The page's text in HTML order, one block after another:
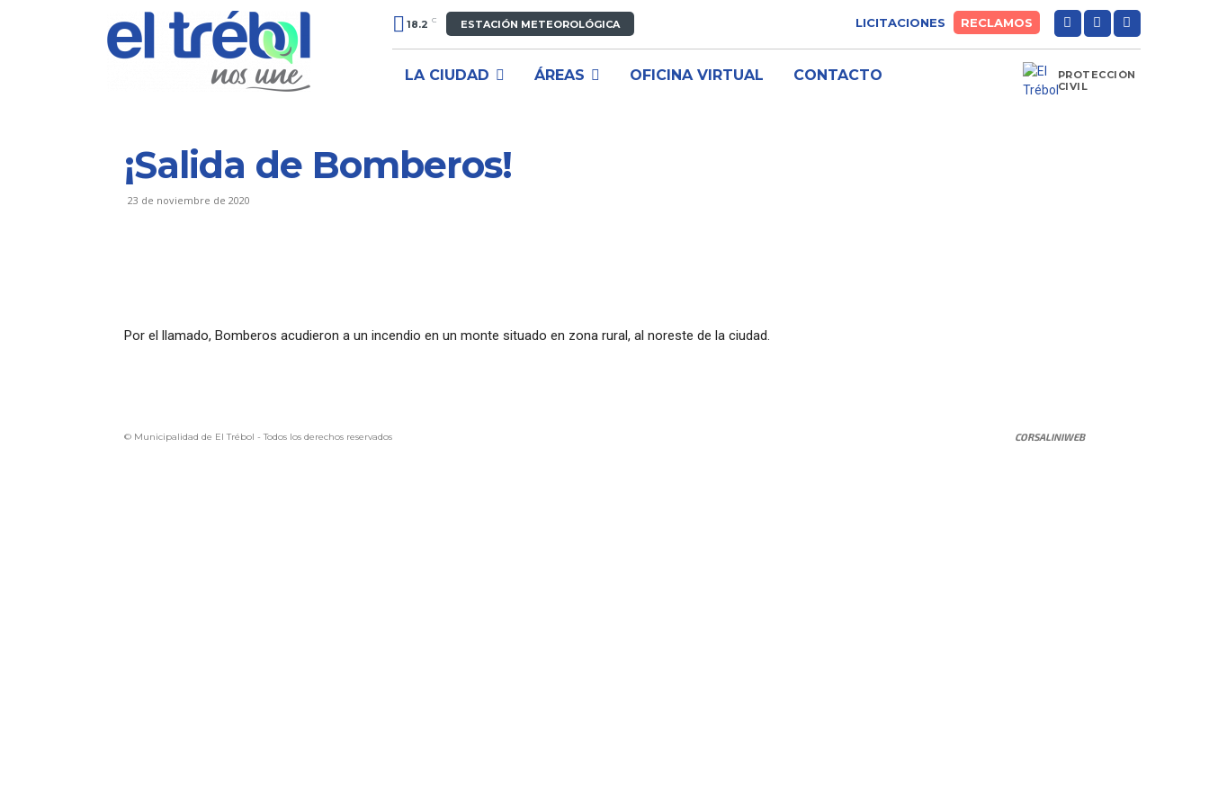
18.2 C ESTACIÓN METEOROLÓGICA LICITACIONES RECLAMOS
LA CIUDAD ÁREAS OFICINA VIRTUAL CONTACTO
PROTECCIÓN
CIVIL
¡Salida de Bomberos!
23 de noviembre de 2020
Por el llamado, Bomberos acudieron a un incendio en un monte situado en zona rural, al noreste de la ciudad.
CORSALINIWEB
© Municipalidad de El Trébol - Todos los derechos reservados